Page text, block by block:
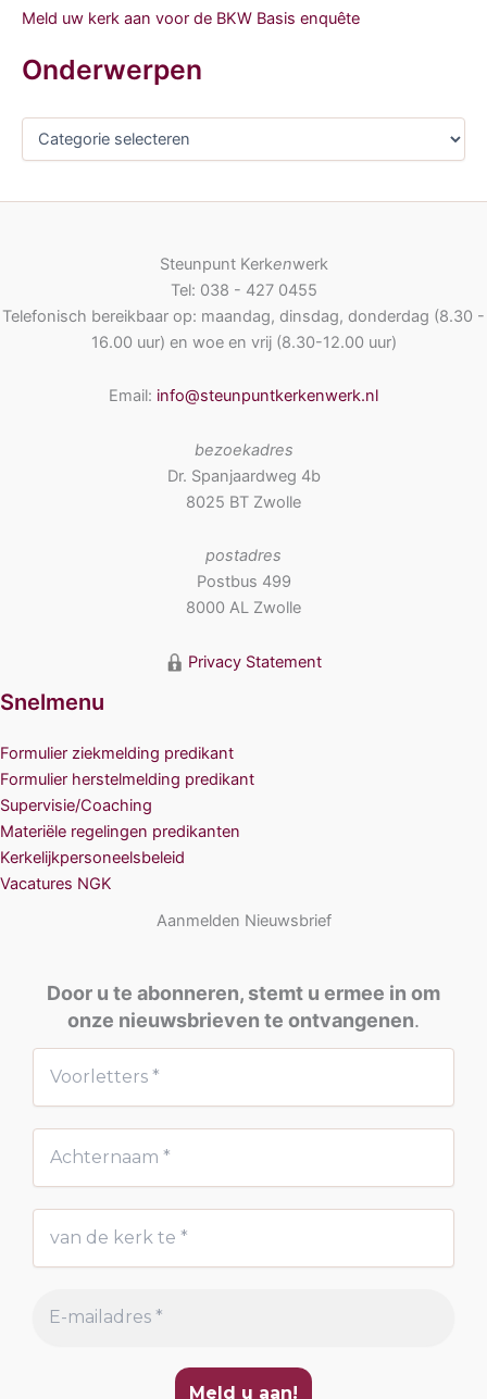
Meld uw kerk aan voor de BKW Basis enquête
Onderwerpen
O
e
Steunpunt Kerkenwerk
Tel: 038 - 427 0455
Telefonisch bereikbaar op: maandag, dinsdag, donderdag (8.30 -
16.00 uur) en woe en vrij (8.30-12.00 uur)
Email: info@steunpuntkerkenwerk.nl
bezoekadres
Dr. Spanjaardweg 4b
8025 BT Zwolle
postadres
Postbus 499
8000 AL Zwolle
Privacy Statement
Snelmenu
Formulier ziekmelding predikant
Formulier herstelmelding predikant
Supervisie/Coaching
Materiële regelingen predikanten
Kerkelijkpersoneelsbeleid
Vacatures NGK
Aanmelden Nieuwsbrief
Door u te abonneren, stemt u ermee in om
onze nieuwsbrieven te ontvangenen.